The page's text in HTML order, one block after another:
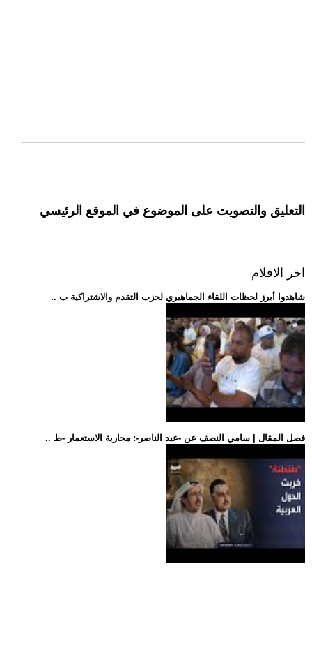
التعليق والتصويت على الموضوع في الموقع الرئيسي
اخر الافلام
.. شاهدوا أبرز لحظات اللقاء الجماهيري لحزب التقدم والاشتراكية ب
.. فصل المقال | سامي النصف عن -عبد الناصر-: محاربة الاستعمار -ط